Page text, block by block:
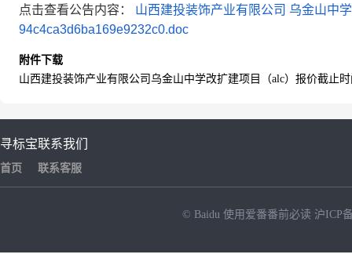
点击查看公告内容： 山西建投装饰产业有限公司 乌金山中
94c4ca3d6ba169e9232c0.doc
附件下载
山西建投装饰产业有限公司乌金山中学改扩建项目（alc）报价截止时
寻标宝
首页
联系我们
联系客服
© Baidu 使用爱番番前必读 沪ICP